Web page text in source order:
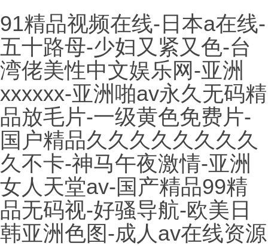
91精品视频在线-日本a在线-
五十路母-少妇又紧又色-台
湾佬美性中文娱乐网-亚洲
xxxxxx-亚洲啪av永久无码精
品放毛片-一级黄色免费片-
国户精品久久久久久久久久
久不卡-神马午夜激情-亚洲
女人天堂av-国产精品99精
品无码视-好骚导航-欧美日
韩亚洲色图-成人av在线资源